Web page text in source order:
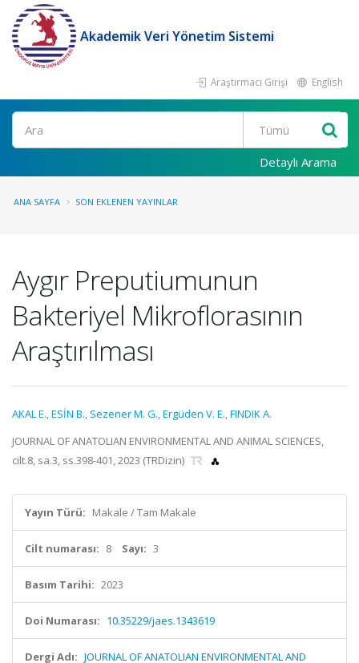
Akademik Veri Yönetim Sistemi
Araştırmacı Girişi English
Ara
Detaylı Arama
ANA SAYFA SON EKLENEN YAYINLAR
Aygır Preputiumunun
Bakteriyel Mikroflorasının
Araştırılması
AKAL E.,ESİN B., Sezener M. G.,Ergüden V. E.,FINDIK A.
JOURNAL OF ANATOLIAN ENVIRONMENTAL AND ANIMAL SCIENCES,
cilt.8, sa.3, ss.398-401, 2023 (TRDizin)
Yayın Türü: Makale / Tam Makale
Cilt numarası: 8 Sayı: 3
Basım Tarihi: 2023
Doi Numarası: 10.35229/jaes.1343619
Dergi Adı: JOURNAL OF ANATOLIAN ENVIRONMENTAL AND